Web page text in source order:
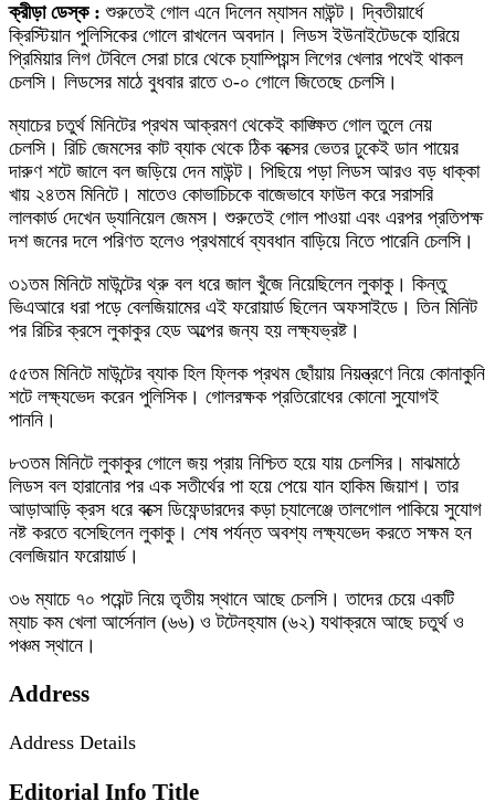
ক্রীড়া ডেস্ক : শুরুতেই গোল এনে দিলেন ম্যাসন মাউন্ট। দ্বিতীয়ার্ধে
ক্রিস্টিয়ান পুলিসিকের গোলে রাখলেন অবদান। লিডস ইউনাইটেডকে হারিয়ে
প্রিমিয়ার লিগ টেবিলে সেরা চারে থেকে চ্যাম্পিয়ন্স লিগের খেলার পথেই থাকল
চেলসি। লিডসের মাঠে বুধবার রাতে ৩-০ গোলে জিতেছে চেলসি।
ম্যাচের চতুর্থ মিনিটের প্রথম আক্রমণ থেকেই কাঙ্ক্ষিত গোল তুলে নেয়
চেলসি। রিচি জেমসের কাট ব্যাক থেকে ঠিক বক্সের ভেতর ঢুকেই ডান পায়ের
দারুণ শটে জালে বল জড়িয়ে দেন মাউন্ট। পিছিয়ে পড়া লিডস আরও বড় ধাক্কা
খায় ২৪তম মিনিটে। মাতেও কোভাচিচকে বাজেভাবে ফাউল করে সরাসরি
লালকার্ড দেখেন ড্যানিয়েল জেমস। শুরুতেই গোল পাওয়া এবং এরপর প্রতিপক্ষ
দশ জনের দলে পরিণত হলেও প্রথমার্ধে ব্যবধান বাড়িয়ে নিতে পারেনি চেলসি।
৩১তম মিনিটে মাউন্টের থ্রু বল ধরে জাল খুঁজে নিয়েছিলেন লুকাকু। কিন্তু
ভিএআরে ধরা পড়ে বেলজিয়ামের এই ফরোয়ার্ড ছিলেন অফসাইডে। তিন মিনিট
পর রিচির ক্রসে লুকাকুর হেড অল্পের জন্য হয় লক্ষ্যভ্রষ্ট।
৫৫তম মিনিটে মাউন্টের ব্যাক হিল ফ্লিক প্রথম ছোঁয়ায় নিয়ন্ত্রণে নিয়ে কোনাকুনি
শটে লক্ষ্যভেদ করেন পুলিসিক। গোলরক্ষক প্রতিরোধের কোনো সুযোগই
পাননি।
৮৩তম মিনিটে লুকাকুর গোলে জয় প্রায় নিশ্চিত হয়ে যায় চেলসির। মাঝমাঠে
লিডস বল হারানোর পর এক সতীর্থের পা হয়ে পেয়ে যান হাকিম জিয়াশ। তার
আড়াআড়ি ক্রস ধরে বক্সে ডিফেন্ডারদের কড়া চ্যালেঞ্জে তালগোল পাকিয়ে সুযোগ
নষ্ট করতে বসেছিলেন লুকাকু। শেষ পর্যন্ত অবশ্য লক্ষ্যভেদ করতে সক্ষম হন
বেলজিয়ান ফরোয়ার্ড।
৩৬ ম্যাচে ৭০ পয়েন্ট নিয়ে তৃতীয় স্থানে আছে চেলসি। তাদের চেয়ে একটি
ম্যাচ কম খেলা আর্সেনাল (৬৬) ও টটেনহ্যাম (৬২) যথাক্রমে আছে চতুর্থ ও
পঞ্চম স্থানে।
Address
Address Details
Editorial Info Title